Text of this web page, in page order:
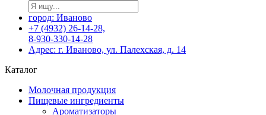
город: Иваново
+7 (4932) 26-14-28,
8-930-330-14-28
Адрес: г. Иваново, ул. Палехская, д. 14
Каталог
Молочная продукция
Пищевые ингредиенты
Ароматизаторы